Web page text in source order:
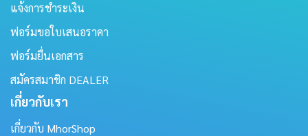
แจ้งการชำระเงิน
ฟอร์มขอใบเสนอราคา
ฟอร์มยื่นเอกสาร
สมัครสมาชิก DEALER
เกี่ยวกับเรา
เกี่ยวกับ MhorShop